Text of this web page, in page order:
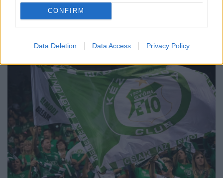
CONFIRM
Data Deletion Data Access Privacy Policy